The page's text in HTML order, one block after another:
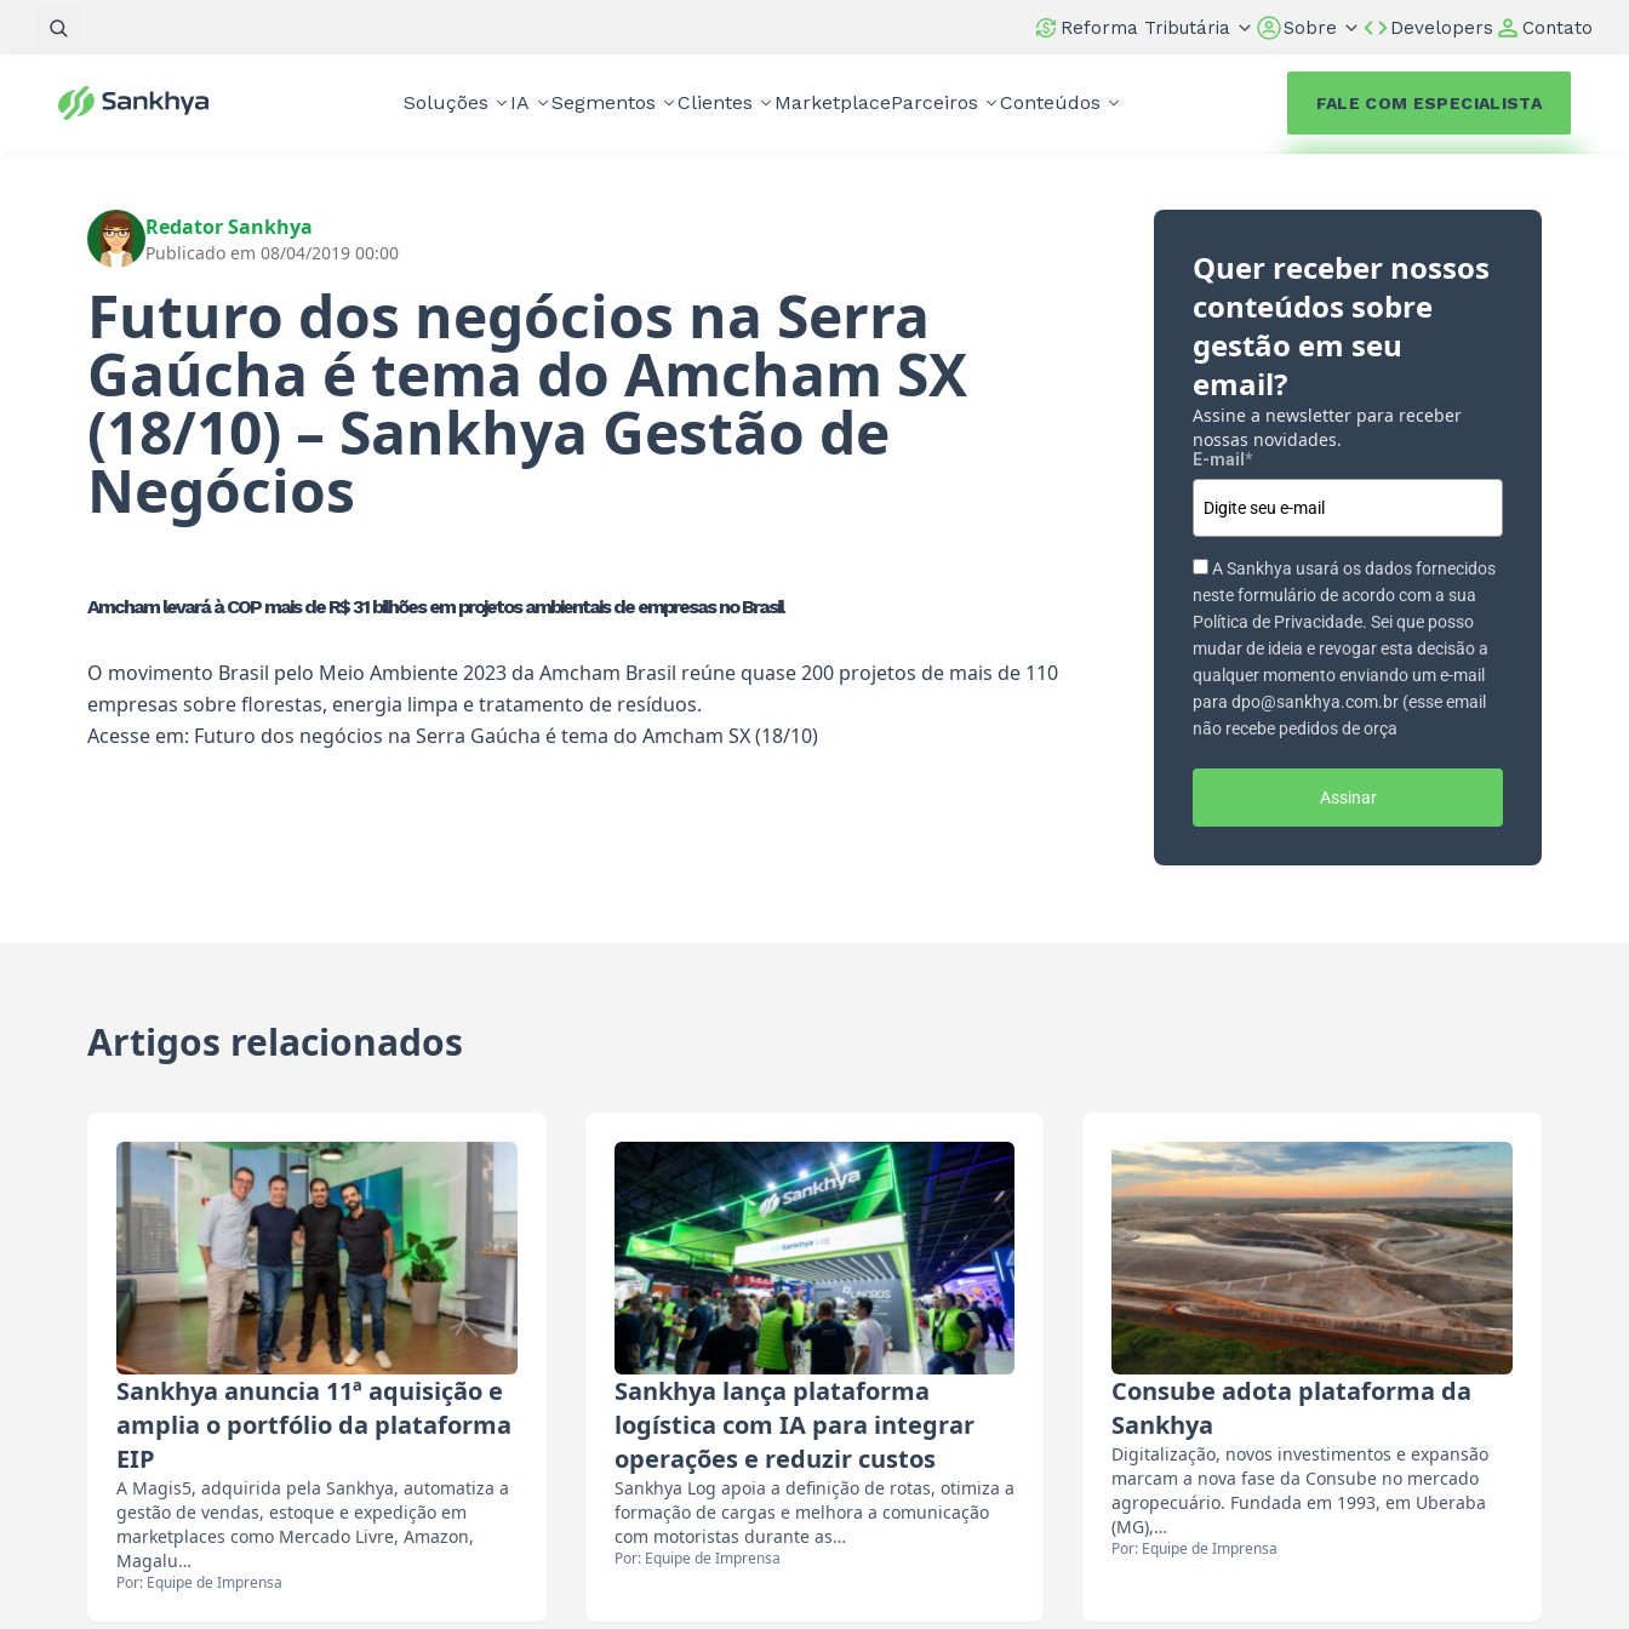
Reforma Tributária Sobre Developers Contato
Soluções IA Segmentos Clientes MarketplaceParceiros Conteúdos FALE COM ESPECIALISTA
Redator Sankhya
Publicado em 08/04/2019 00:00
Futuro dos negócios na Serra
Gaúcha é tema do Amcham SX
(18/10) – Sankhya Gestão de
Negócios
Amcham levará à COP mais de R$ 31 bilhões em projetos ambientais de empresas no Brasil
O movimento Brasil pelo Meio Ambiente 2023 da Amcham Brasil reúne quase 200 projetos de mais de 110
empresas sobre florestas, energia limpa e tratamento de resíduos.
Acesse em: Futuro dos negócios na Serra Gaúcha é tema do Amcham SX (18/10)
Quer receber nossos
conteúdos sobre
gestão em seu
email?
Assine a newsletter para receber
nossas novidades.
E-mail *
A Sankhya usará os dados fornecidos
neste formulário de acordo com a sua
Política de Privacidade. Sei que posso
mudar de ideia e revogar esta decisão a
qualquer momento enviando um e-mail
para dpo@sankhya.com.br (esse email
não recebe pedidos de orça
Assinar
Artigos relacionados
Sankhya anuncia 11ª aquisição e
amplia o portfólio da plataforma
EIP
A Magis5, adquirida pela Sankhya, automatiza a
gestão de vendas, estoque e expedição em
marketplaces como Mercado Livre, Amazon,
Magalu…
Por: Equipe de Imprensa
Sankhya lança plataforma
logística com IA para integrar
operações e reduzir custos
Sankhya Log apoia a definição de rotas, otimiza a
formação de cargas e melhora a comunicação
com motoristas durante as…
Por: Equipe de Imprensa
Consube adota plataforma da
Sankhya
Digitalização, novos investimentos e expansão
marcam a nova fase da Consube no mercado
agropecuário. Fundada em 1993, em Uberaba
(MG),…
Por: Equipe de Imprensa